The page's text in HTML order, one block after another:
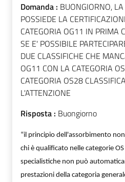
Domanda : BUONGIORNO,
POSSIEDE LA
CATEGORIA OG11 IN PRIMA
SE E' POSSIBILE
DUE CLASSIFICHE CHE
OG11 CON LA CATEGORIA
CATEGORIA OS28
L'ATTENZIONE
Risposta : Buongiorno
“il principio dell'assorbimento
chi è qualificato nelle categorie
specialistiche non può
prestazioni della categoria